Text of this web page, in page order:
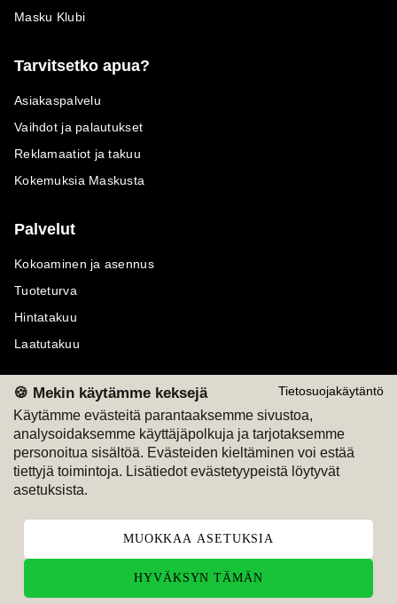
Tietosuojakäytäntö
🍪 Mekin käytämme keksejä
Käytämme evästeitä parantaaksemme sivustoa,
analysoidaksemme käyttäjäpolkuja ja tarjotaksemme
personoitua sisältöä. Evästeiden kieltäminen voi estää
tiettyjä toimintoja. Lisätiedot evästetyypeistä löytyvät
asetuksista.
MUOKKAA ASETUKSIA
HYVÄKSYN TÄMÄN
Masku Klubi
Tarvitsetko apua?
Asiakaspalvelu
Vaihdot ja palautukset
Reklamaatiot ja takuu
Kokemuksia Maskusta
Palvelut
Kokoaminen ja asennus
Tuoteturva
Hintatakuu
Laatutakuu
Maksutavat
M
Seuraa meitä